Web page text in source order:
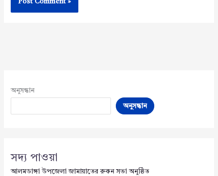
অনুসন্ধান
অনুসন্ধান
সদ্য পাওয়া
আলমডাঙ্গা উপজেলা জামায়াতের রুকন সভা অনুষ্ঠিত